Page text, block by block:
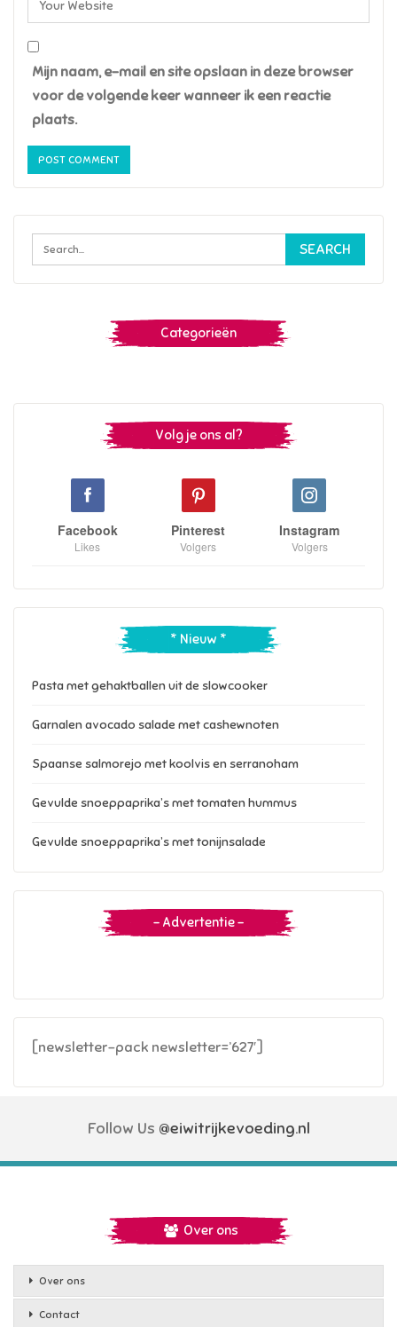
Mijn naam, e-mail en site opslaan in deze browser
voor de volgende keer wanneer ik een reactie
plaats.
Categorieën
Volg je ons al?
Facebook
Likes
Pinterest
Volgers
Instagram
Volgers
* Nieuw *
Pasta met gehaktballen uit de slowcooker
Garnalen avocado salade met cashewnoten
Spaanse salmorejo met koolvis en serranoham
Gevulde snoeppaprika’s met tomaten hummus
Gevulde snoeppaprika’s met tonijnsalade
– Advertentie –
[newsletter-pack newsletter=’627′]
Follow Us @eiwitrijkevoeding.nl
Over ons
Over ons
Contact